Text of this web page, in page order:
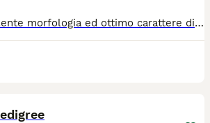
Cuccioli di Amstaff di eccellente morfologia ed ottimo carattere disponibili. Vengono consegnati, compiuti i due mesi di età, con libretto sanitario con profilassi vaccinale, microchip, certificato veterinario di buona salute e pedigree ENCI. I cuccioli sono in provincia di Bari in Puglia e sono a richiesta consegnati in tutta Italia. Per maggiori informazioni chiamare il 3931177788 o inviare messaggio WhatsApp allo stesso numero.